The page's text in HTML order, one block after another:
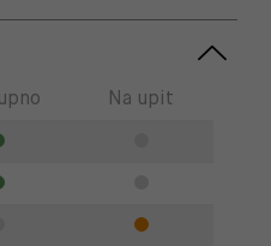
Na upit